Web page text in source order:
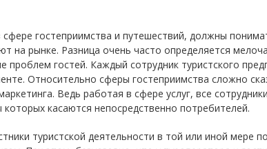
гостеприимства и путешествий, должны
на рынке. Разница очень часто определяется
проблем гостей. Каждый сотрудник туристского
Относительно сферы гостеприимства сложно
Ведь работая в сфере услуг, все
касаются непосредственно потребителей.
туристской деятельности в той или иной мере